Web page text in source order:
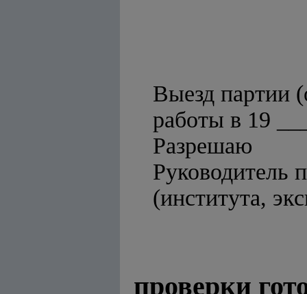
Выезд партии
работы в 19
Разрешаю
Руководитель
(института,
проверки